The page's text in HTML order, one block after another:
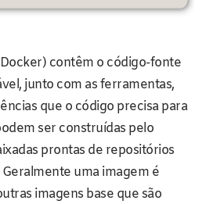
contêm o código-fonte
junto com as ferramentas,
que o código precisa para
ser construídas pelo
prontas de repositórios
uma imagem é
imagens base que são